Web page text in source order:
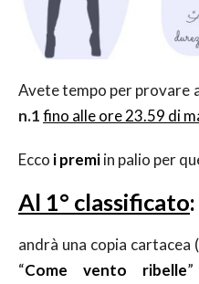
Avete tempo per provare
n.1fino alle ore 23.59 di
Ecco i premiin palio per
Al 1° classificato:
andrà una copia
“Come vento ribelle